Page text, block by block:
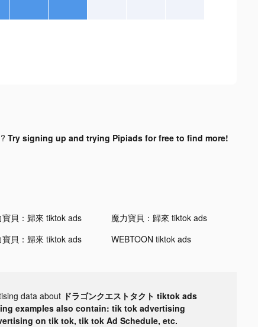
Try signing up and trying Pipiads for free to find more!
寶貝：歸來 tiktok ads
魔力寶貝：歸來 tiktok ads
寶貝：歸來 tiktok ads WEBTOON tiktok ads
data about ドラゴンクエストタクト tiktok ads
examples also contain: tik tok advertising
on tik tok, tik tok Ad Schedule, etc.